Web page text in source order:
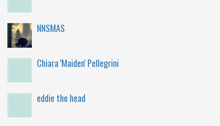
NNSMAS
Chiara 'Maiden' Pellegrini
eddie the head